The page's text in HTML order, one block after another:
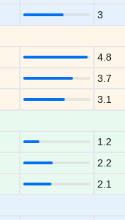
3
4.8
3.7
3.1
1.2
2.2
2.1